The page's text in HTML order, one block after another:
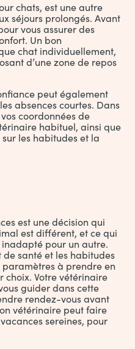
chats, est une autre
séjours prolongés. Avant
vous assurer des
Un bon
chat individuellement,
d’une zone de repos
peut également
absences courtes. Dans
coordonnées de
habituel, ainsi que
les habitudes et la
est une décision qui
est différent, et ce qui
inadapté pour un autre.
de santé et les habitudes
à prendre en
choix. Votre vétérinaire
guider dans cette
rendez-vous avant
vétérinaire peut faire
sereines, pour